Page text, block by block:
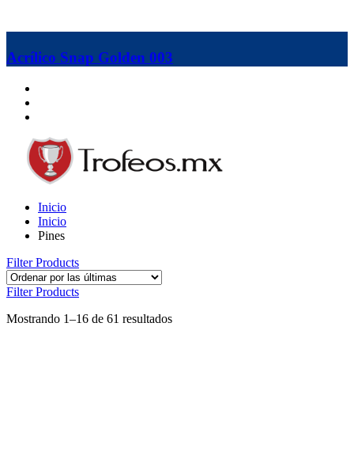
Acrílico Snap Golden 003
Inicio
Inicio
Pines
Filter Products
Filter Products
Mostrando 1–16 de 61 resultados